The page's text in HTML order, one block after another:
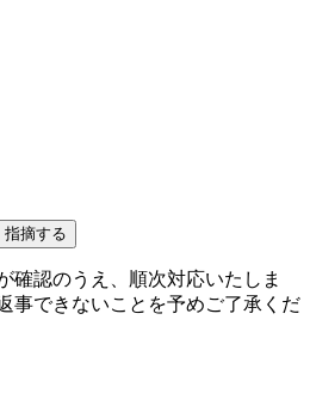
指摘する
確認のうえ、順次対応いたしま
事できないことを予めご了承くだ